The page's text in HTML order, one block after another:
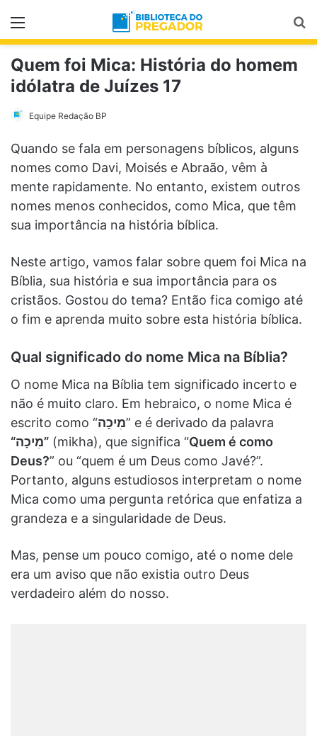
Menu
Quem foi Mica: História do homem
idólatra de Juízes 17
Equipe Redação BP
Quando se fala em personagens bíblicos, alguns
nomes como Davi, Moisés e Abraão, vêm à
mente rapidamente. No entanto, existem outros
nomes menos conhecidos, como Mica, que têm
sua importância na história bíblica.
Neste artigo, vamos falar sobre quem foi Mica na
Bíblia, sua história e sua importância para os
cristãos. Gostou do tema? Então fica comigo até
o fim e aprenda muito sobre esta história bíblica.
Qual significado do nome Mica na Bíblia?
O nome Mica na Bíblia tem significado incerto e
não é muito claro. Em hebraico, o nome Mica é
escrito como “מִיכָה” e é derivado da palavra
“מִיכָה” (mikha), que significa “Quem é como
Deus?” ou “quem é um Deus como Javé?”.
Portanto, alguns estudiosos interpretam o nome
Mica como uma pergunta retórica que enfatiza a
grandeza e a singularidade de Deus.
Mas, pense um pouco comigo, até o nome dele
era um aviso que não existia outro Deus
verdadeiro além do nosso.